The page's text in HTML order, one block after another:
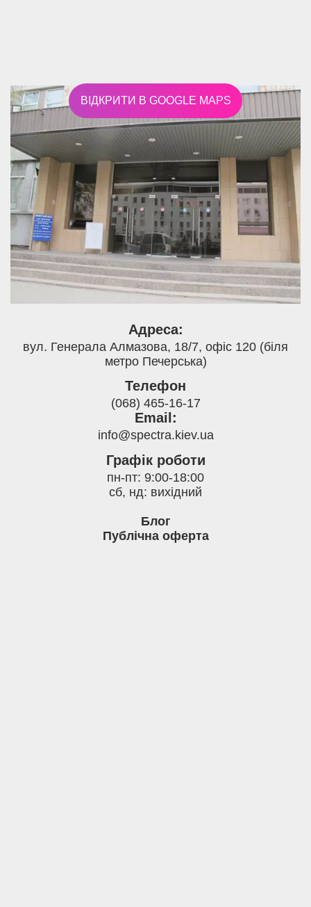
ВІДКРИТИ В GOOGLE MAPS
Адреса:
вул. Генерала Алмазова, 18/7, офіс 120 (біля
метро Печерська)
Телефон
(068) 465-16-17
Email:
info@spectra.kiev.ua
Графік роботи
пн-пт: 9:00-18:00
сб, нд: вихідний
Блог
Публічна оферта